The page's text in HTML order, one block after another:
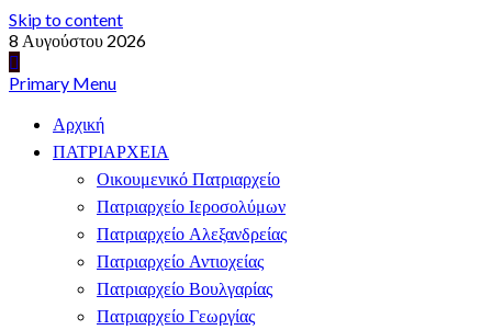
Skip to content
8 Αυγούστου 2026
Primary Menu
Αρχική
ΠΑΤΡΙΑΡΧΕΙΑ
Οικουμενικό Πατριαρχείο
Πατριαρχείο Ιεροσολύμων
Πατριαρχείο Αλεξανδρείας
Πατριαρχείο Αντιοχείας
Πατριαρχείο Βουλγαρίας
Πατριαρχείο Γεωργίας